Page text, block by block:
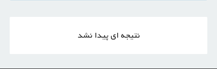
نتیجه ای پیدا نشد